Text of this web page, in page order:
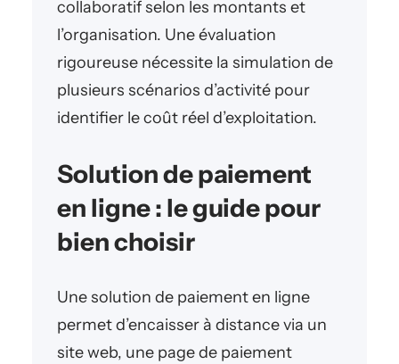
collaboratif selon les montants et
l’organisation. Une évaluation
rigoureuse nécessite la simulation de
plusieurs scénarios d’activité pour
identifier le coût réel d’exploitation.
Solution de paiement
en ligne : le guide pour
bien choisir
Une solution de paiement en ligne
permet d’encaisser à distance via un
site web, une page de paiement